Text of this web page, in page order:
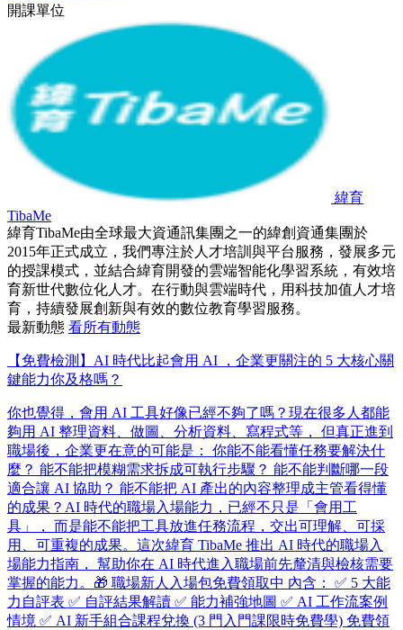
開課單位
緯育
TibaMe
緯育TibaMe由全球最大資通訊集團之一的緯創資通集團於
2015年正式成立，我們專注於人才培訓與平台服務，發展多元
的授課模式，並結合緯育開發的雲端智能化學習系統，有效培
育新世代數位化人才。在行動與雲端時代，用科技加值人才培
育，持續發展創新與有效的數位教育學習服務。
最新動態 看所有動態
【免費檢測】AI 時代比起會用 AI ，企業更關注的 5 大核心關
鍵能力你及格嗎？
你也覺得，會用 AI 工具好像已經不夠了嗎？ ​ 現在很多人都能
夠用 AI 整理資料、做圖、分析資料、寫程式等， 但真正進到
職場後，企業更在意的可能是： 你能不能看懂任務要解決什
麼？ 能不能把模糊需求拆成可執行步驟？ 能不能判斷哪一段
適合讓 AI 協助？ 能不能把 AI 產出的內容整理成主管看得懂
的成果？ ​ AI 時代的職場入場能力，已經不只是「會用工
具」， 而是能不能把工具放進任務流程，交出可理解、可採
用、可重複的成果。 ​ 這次緯育 TibaMe 推出 AI 時代的職場入
場能力指南， 幫助你在 AI 時代進入職場前先釐清與檢核需要
掌握的能力。 ​ 🎁 職場新人入場包免費領取中 內含： ✅ 5 大能
力自評表 ✅ 自評結果解讀 ✅ 能力補強地圖 ✅ AI 工作流案例
情境 ✅ AI 新手組合課程兌換 (3 門入門課限時免費學) 免費領